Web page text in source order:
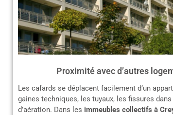
Proximité avec d’autres
Les cafards se déplacent facilement d’un
gaines techniques, les tuyaux, les fissures
d’aération. Dans les immeubles collectifs à